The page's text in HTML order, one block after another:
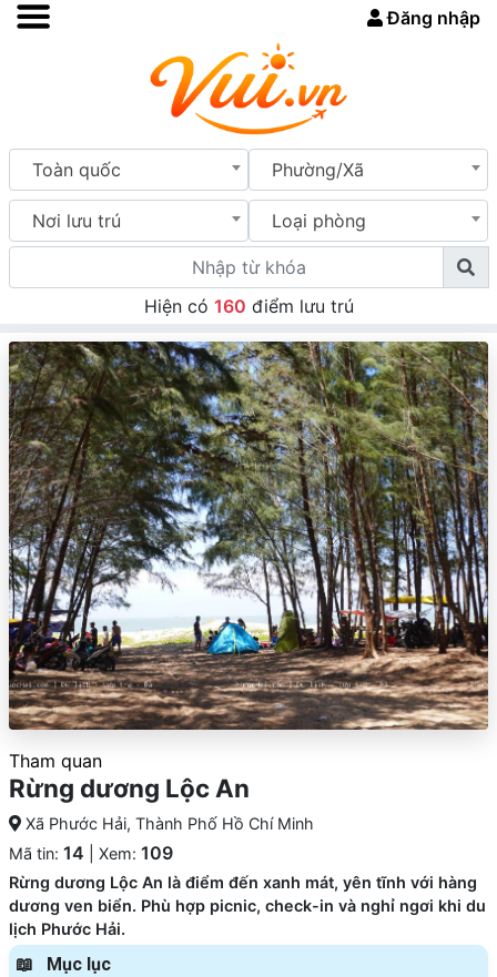
Đăng nhập
Toàn quốc Phường/Xã
Nơi lưu trú Loại phòng
Hiện có 160 điểm lưu trú
Tham quan
Rừng dương Lộc An
Xã Phước Hải, Thành Phố Hồ Chí Minh
Mã tin: 14 | Xem: 109
Rừng dương Lộc An là điểm đến xanh mát, yên tĩnh với hàng
dương ven biển. Phù hợp picnic, check-in và nghỉ ngơi khi du
lịch Phước Hải.
Mục lục